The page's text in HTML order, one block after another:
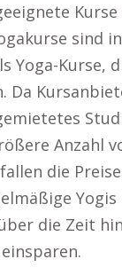
Kurse
sind
Yoga-Kurse,
Da
Anzahl
die
die Zeit